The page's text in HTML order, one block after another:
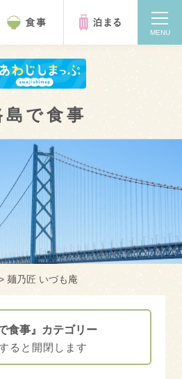
MENU
食事
島で食事
麺乃匠 いづも庵
食事』カテゴリー